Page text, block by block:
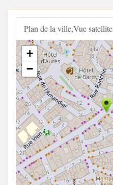
Plan de la ville,Vue satellite
+
−